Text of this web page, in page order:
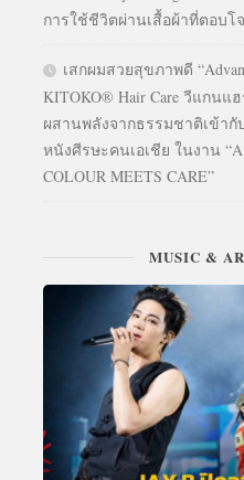
การใช้ชีวิตผ่านเสื้อผ้าที่ตอบโ
เสกผมสวยสุขภาพดี
KITOKO® Hair Care วีแกน
ผสานพลังจากธรรมชาติเข้า
หนังศีรษะคนเอเชีย ในงาน
COLOUR MEETS CARE”
MUSIC &